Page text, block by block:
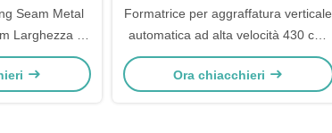
Seam Metal
Larghezza di
di stampaggio
Formatrice per aggraffatura verticale
automatica ad alta velocità 430 con
trasmissione a pressione idraulica e
stampaggio a 14 file
Ora chiacchieri